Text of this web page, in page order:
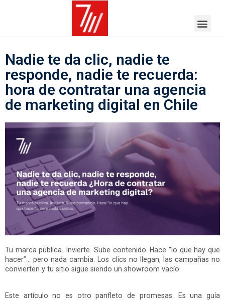
Nadie te da clic, nadie te
responde, nadie te recuerda:
hora de contratar una agencia
de marketing digital en Chile
Tu marca publica. Invierte. Sube contenido. Hace “lo que hay que
hacer”… pero nada cambia. Los clics no llegan, las campañas no
convierten y tu sitio sigue siendo un showroom vacío.
Este artículo no es otro panfleto de promesas. Es una guía